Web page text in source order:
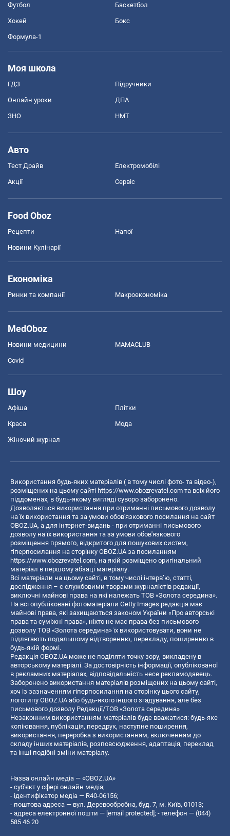
Футбол Баскетбол
Хокей Бокс
Формула-1
Моя школа
ГДЗ Підручники
Онлайн уроки ДПА
ЗНО НМТ
Авто
Тест Драйв Електромобілі
Акції Сервіс
Food Oboz
Рецепти Напої
Новини Кулінарії
Економіка
Ринки та компанії Макроекономіка
MedOboz
Новини медицини MAMACLUB
Covid
Шоу
Афіша Плітки
Краса Мода
Жіночий журнал
Використання будь-яких матеріалів ( в тому числі фото- та відео-),
розміщених на цьому сайті https://www.obozrevatel.com та всіх його
піддоменах, в будь-якому вигляді суворо заборонено.
Дозволяється використання при отриманні письмового дозволу
на їх використання та за умови обов'язкового посилання на сайт
OBOZ.UA, а для інтернет-видань - при отриманні письмового
дозволу на їх використання та за умови обов'язкового
розміщення прямого, відкритого для пошукових систем,
гіперпосилання на сторінку OBOZ.UA за посиланням
https://www.obozrevatel.com, на якій розміщено оригінальний
матеріал в першому абзаці матеріалу.
Всі матеріали на цьому сайті, в тому числі інтерв’ю, статті,
дослідження – є службовими творами журналістів редакції,
виключні майнові права на які належать ТОВ «Золота середина».
На всі опубліковані фотоматеріали Getty Images редакція має
майнові права, які захищаються законом України «Про авторські
права та суміжні права», ніхто не має права без письмового
дозволу ТОВ «Золота середина» їх використовувати, вони не
підлягають подальшому відтворенню, перекладу, поширенню в
будь-якій формі.
Редакція OBOZ.UA може не поділяти точку зору, викладену в
авторському матеріалі. За достовірність інформації, опублікованої
в рекламних матеріалах, відповідальність несе рекламодавець.
Заборонено використання матеріалів розміщених на цьому сайті,
хоч із зазначенням гіперпосилання на сторінку цього сайту,
логотипу OBOZ.UA або будь-якого іншого згадування, але без
письмового дозволу Редакції/ТОВ «Золота середина»
Незаконним використанням матеріалів буде вважатися: будь-яке
копiювання, публiкацiя, передрук, наступне поширення,
використання, переробка з використанням, включенням до
складу інших матеріалів, розповсюдження, адаптація, переклад
та інші подібні зміни матеріалу.
Назва онлайн медіа — «OBOZ.UA»
- суб'єкт у сфері онлайн медіа;
- ідентифікатор медіа — R40-06156;
- поштова адреса — вул. Деревообробна, буд. 7, м. Київ, 01013;
- адреса електронної пошти — [email protected]; - телефон — (044)
585 46 20